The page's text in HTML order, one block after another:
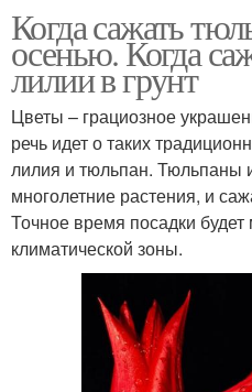
Когда сажать
осенью. Когда
лилии в грунт
Цветы – грациозное
речь идет о таких
лилия и тюльпан. Тюльпаны
многолетние растения, и
Точное время посадки
климатической зоны.